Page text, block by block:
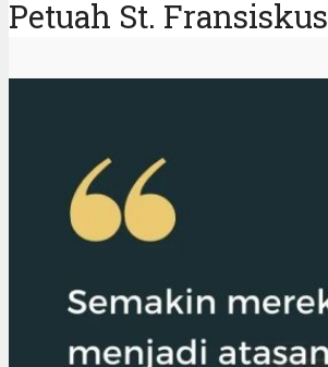
Petuah St. Fransiskus